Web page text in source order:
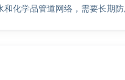
和化学品管道网络，需要长期防